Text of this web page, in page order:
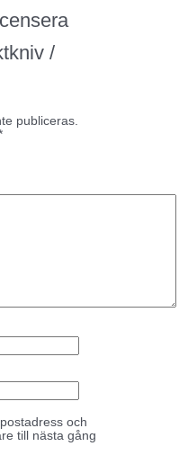
/
publiceras.
och
till nästa gång